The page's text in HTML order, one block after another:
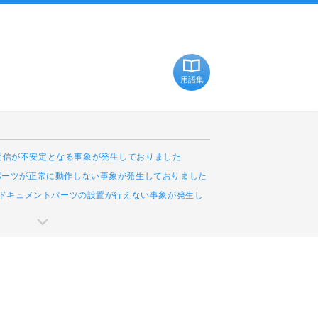
用語集
が不安定となる事象が発生しておりました
ツが正常に動作しない事象が発生しておりました
キュメントパーツの設置が行えない事象が発生し